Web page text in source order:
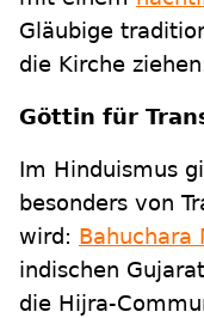
Gläubige
die Kirche
Göttin für
Im Hinduismus
besonders von
wird: Bahuchara
indischen
die Hijra-